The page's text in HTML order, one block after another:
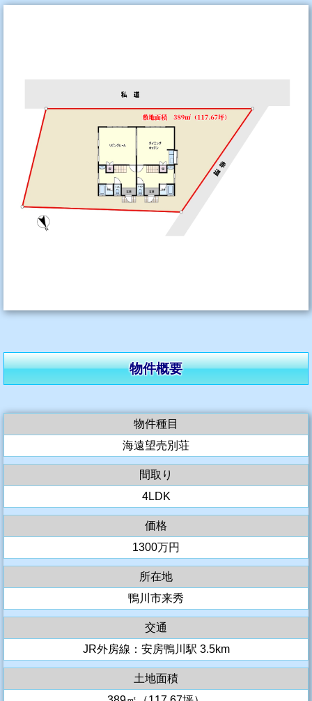
物件概要
物件種目
海遠望売別荘
間取り
4LDK
価格
1300万円
所在地
鴨川市来秀
交通
JR外房線：安房鴨川駅 3.5km
土地面積